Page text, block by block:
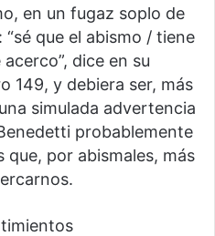
en un fugaz soplo de
que el abismo / tiene
dice en su
149, y debiera ser, más
simulada advertencia
probablemente
por abismales, más